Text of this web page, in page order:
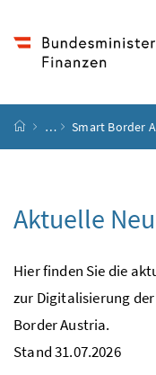
Startseite
… Smart Border
Aktuelle
Hier finden Sie die
zur Digitalisierung
Border Austria.
Stand 31.07.2026